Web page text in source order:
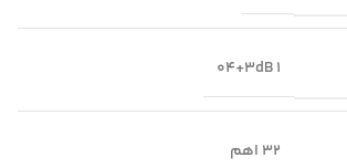
1 04+3dB
32 اهم